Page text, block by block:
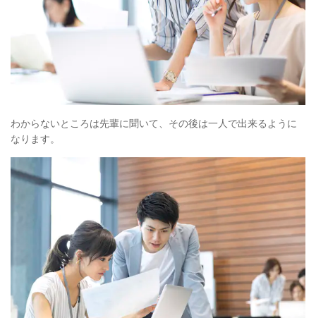
わからないところは先輩に聞いて、その後は一人で出来るように
なります。